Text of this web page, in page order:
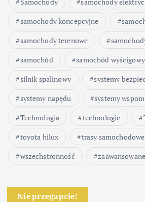
samochody koncepcyjne
samochody terenowe
samochód
samochód wyścigowy
silnik spalinowy
systemy
systemy napędu
systemy
Technologia
technologie
toyota hilux
trasy samochodowe
wszechstronność
Nie przegapcie: